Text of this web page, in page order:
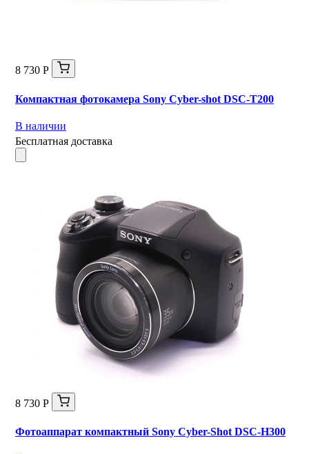
8 730 Р
Компактная фотокамера Sony Cyber-shot DSC-T200
В наличии
Бесплатная доставка
8 730 Р
Фотоаппарат компактный Sony Cyber-Shot DSC-H300